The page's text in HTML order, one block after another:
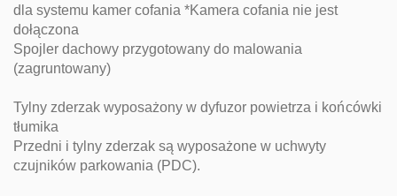
dla systemu kamer cofania *Kamera cofania nie jest
dołączona
Spojler dachowy przygotowany do malowania
(zagruntowany)
Tylny zderzak wyposażony w dyfuzor powietrza i końcówki
tłumika
Przedni i tylny zderzak są wyposażone w uchwyty
czujników parkowania (PDC).